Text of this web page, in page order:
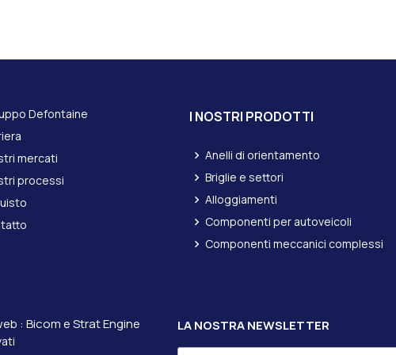
Defontaine
mercati
processi
I NOSTRI PRODOTTI
Anelli di orientamento
Briglie e settori
Alloggiamenti
Componenti per autoveicoli
Componenti meccanici complessi
: Bicom eStrat Engine LA NOSTRA NEWSLETTER